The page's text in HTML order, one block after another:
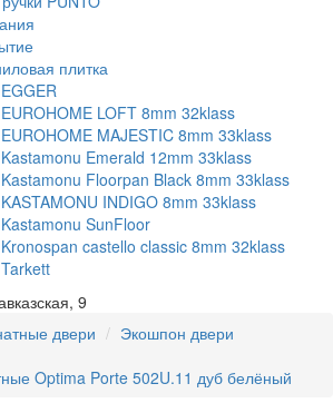
плитка
LOFT 8mm 32klass
MAJESTIC 8mm 33klass
Emerald 12mm 33klass
Floorpan Black 8mm 33klass
INDIGO 8mm 33klass
SunFloor
castello classic 8mm 32klass
9
двери
Экошпон двери
Optima Porte 502U.11 дуб белёный